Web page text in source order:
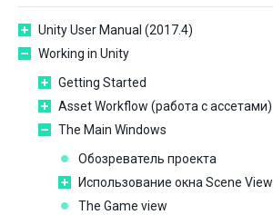
Unity User Manual (2017.4)
Working in Unity
Getting Started
Asset Workflow (работа с ассетами)
The Main Windows
Обозреватель проекта
Использование окна Scene View
The Game view